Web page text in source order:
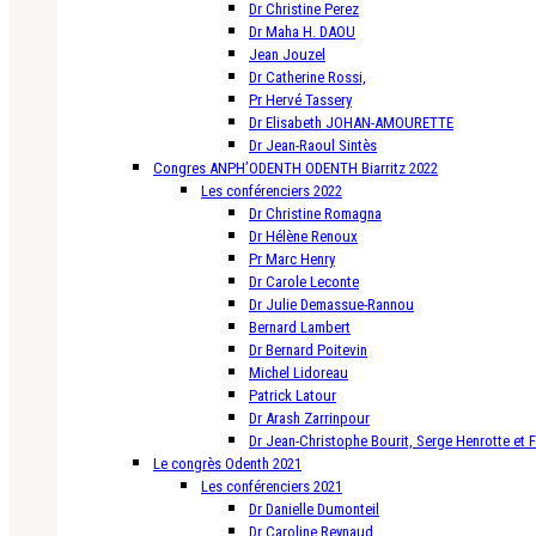
Dr Christine Perez
Dr Maha H. DAOU
Jean Jouzel
Dr Catherine Rossi,
Pr Hervé Tassery
Dr Elisabeth JOHAN-AMOURETTE
Dr Jean-Raoul Sintès
Congres ANPH’ODENTH ODENTH Biarritz 2022
Les conférenciers 2022
Dr Christine Romagna
Dr Hélène Renoux
Pr Marc Henry
Dr Carole Leconte
Dr Julie Demassue-Rannou
Bernard Lambert
Dr Bernard Poitevin
Michel Lidoreau
Patrick Latour
Dr Arash Zarrinpour
Dr Jean-Christophe Bourit, Serge Henrotte et
Le congrès Odenth 2021
Les conférenciers 2021
Dr Danielle Dumonteil
Dr Caroline Reynaud